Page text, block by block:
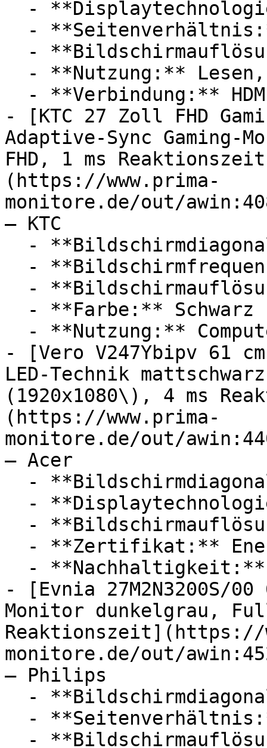
- [KTC 27 Zoll FHD
Adaptive-Sync Gaming-
FHD, 1 ms
(https://www.prima-
monitore.de/out/
— KTC
- [Vero V247Ybipv 61
LED-Technik
(1920x1080\), 4 ms
(https://www.prima-
monitore.de/out/
— Acer
- [Evnia 27M2N3200S/
Monitor dunkelgrau,
Reaktionszeit](https://
monitore.de/out/
— Philips